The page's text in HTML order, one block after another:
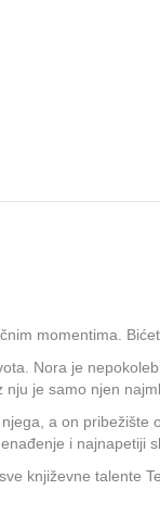
momentima.
Nora je
je samo njen
a on
i najnapetiji
književne talente